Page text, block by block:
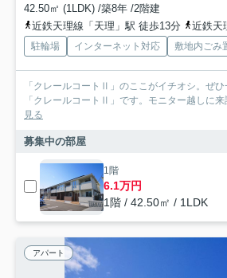
42.50㎡ (1LDK) /築8年 /2階建
近鉄天理線「天理」駅 徒歩13分
近鉄天
駐輪場 インターネット対応 敷地内ごみ
「クレールコートⅡ」のここがイチオシ。ぜひ
「クレールコートⅡ」です。モニター越しに来
見る
募集中の部屋
1階
6.1万円
1階 / 42.50㎡ / 1LDK
アパート